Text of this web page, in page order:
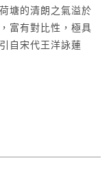
塘的清朗之氣溢於
富有對比性，極具
自宋代王洋詠蓮